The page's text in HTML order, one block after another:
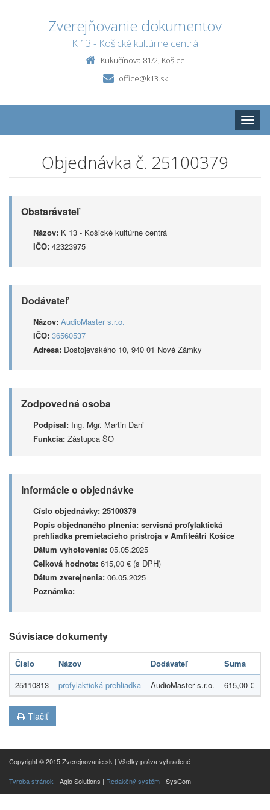
Zverejňovanie dokumentov
K 13 - Košické kultúrne centrá
Kukučínova 81/2, Košice
office@k13.sk
Toggle
Objednávka č. 25100379
Obstarávateľ
Názov: K 13 - Košické kultúrne centrá
IČO: 42323975
Dodávateľ
Názov: AudioMaster s.r.o.
IČO: 36560537
Adresa: Dostojevského 10, 940 01 Nové Zámky
Zodpovedná osoba
Podpísal: Ing. Mgr. Martin Dani
Funkcia: Zástupca ŠO
Informácie o objednávke
Číslo objednávky: 25100379
Popis objednaného plnenia: servisná profylaktická
prehliadka premietacieho prístroja v Amfiteátri Košice
Dátum vyhotovenia: 05.05.2025
Celková hodnota: 615,00 € (s DPH)
Dátum zverejnenia: 06.05.2025
Poznámka:
Súvisiace dokumenty
Číslo Názov Dodávateľ Suma
25110813
profylaktická prehliadka AudioMaster s.r.o. 615,00 €
Tlačiť
Copyright © 2015 Zverejnovanie.sk | Všetky práva vyhradené
Tvroba stránok - Aglo Solutions | Redakčný systém- SysCom